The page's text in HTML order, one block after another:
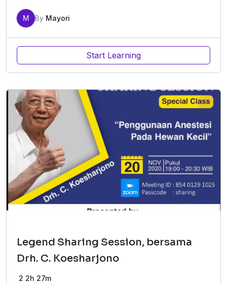
M By Mayori
Start Learning
Legend Sharing Session, bersama
Drh. C. Koesharjono
2 2h 27m